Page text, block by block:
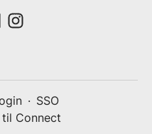
· SSO
Connect